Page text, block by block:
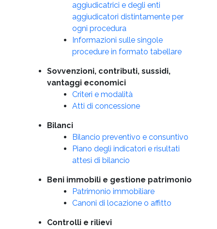
aggiudicatrici e degli enti
aggiudicatori distintamente per
ogni procedura
Informazioni sulle singole
procedure in formato tabellare
Sovvenzioni, contributi, sussidi,
vantaggi economici
Criteri e modalità
Atti di concessione
Bilanci
Bilancio preventivo e consuntivo
Piano degli indicatori e risultati
attesi di bilancio
Beni immobili e gestione patrimonio
Patrimonio immobiliare
Canoni di locazione o affitto
Controlli e rilievi